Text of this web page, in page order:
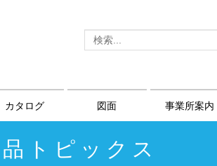
カタログ 図面 事業所案内
トピックス